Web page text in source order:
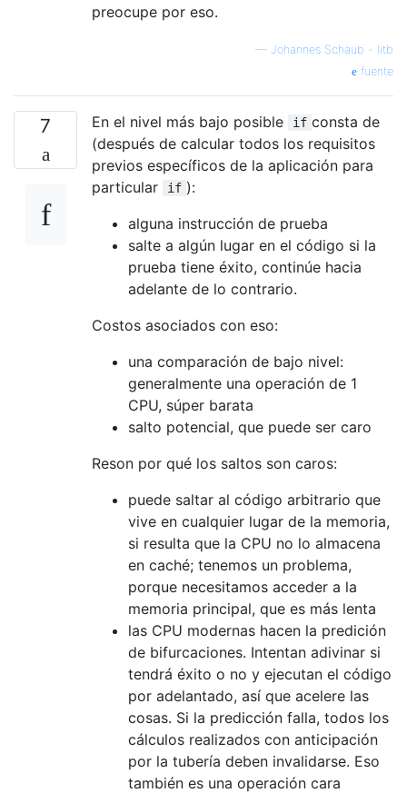
preocupe por eso.
— Johannes Schaub - litb
fuente
7 En el nivel más bajo posible if consta de
(después de calcular todos los requisitos
previos específicos de la aplicación para
particular
if ):
alguna instrucción de prueba
salte a algún lugar en el código si la
prueba tiene éxito, continúe hacia
adelante de lo contrario.
Costos asociados con eso:
una comparación de bajo nivel:
generalmente una operación de 1
CPU, súper barata
salto potencial, que puede ser caro
Reson por qué los saltos son caros:
puede saltar al código arbitrario que
vive en cualquier lugar de la memoria,
si resulta que la CPU no lo almacena
en caché; tenemos un problema,
porque necesitamos acceder a la
memoria principal, que es más lenta
las CPU modernas hacen la predición
de bifurcaciones. Intentan adivinar si
tendrá éxito o no y ejecutan el código
por adelantado, así que acelere las
cosas. Si la predicción falla, todos los
cálculos realizados con anticipación
por la tubería deben invalidarse. Eso
también es una operación cara